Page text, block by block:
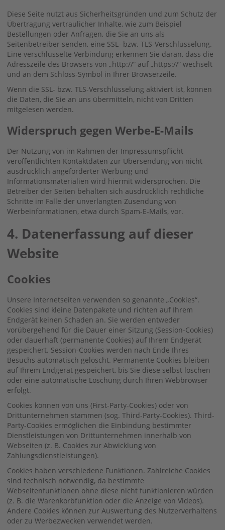
Diese Seite nutzt aus Sicherheitsgründen und zum Schutz der
Übertragung vertraulicher Inhalte, wie zum Beispiel
Bestellungen oder Anfragen, die Sie an uns als
Seitenbetreiber senden, eine SSL- bzw. TLS-Verschlüsselung.
Eine verschlüsselte Verbindung erkennen Sie daran, dass die
Adresszeile des Browsers von „http://“ auf „https://“ wechselt
und an dem Schloss-Symbol in Ihrer Browserzeile.
Wenn die SSL- bzw. TLS-Verschlüsselung aktiviert ist, können
die Daten, die Sie an uns übermitteln, nicht von Dritten
mitgelesen werden.
Widerspruch gegen Werbe-E-Mails
Der Nutzung von im Rahmen der Impressumspflicht
veröffentlichten Kontaktdaten zur Übersendung von nicht
ausdrücklich angeforderter Werbung und
Informationsmaterialien wird hiermit widersprochen. Die
Betreiber der Seiten behalten sich ausdrücklich rechtliche
Schritte im Falle der unverlangten Zusendung von
Werbeinformationen, etwa durch Spam-E-Mails, vor.
4. Datenerfassung auf dieser
Website
Cookies
Unsere Internetseiten verwenden so genannte „Cookies“.
Cookies sind kleine Datenpakete und richten auf Ihrem
Endgerät keinen Schaden an. Sie werden entweder
vorübergehend für die Dauer einer Sitzung (Session-Cookies)
oder dauerhaft (permanente Cookies) auf Ihrem Endgerät
gespeichert. Session-Cookies werden nach Ende Ihres
Besuchs automatisch gelöscht. Permanente Cookies bleiben
auf Ihrem Endgerät gespeichert, bis Sie diese selbst löschen
oder eine automatische Löschung durch Ihren Webbrowser
erfolgt.
Cookies können von uns (First-Party-Cookies) oder von
Drittunternehmen stammen (sog. Third-Party-Cookies). Third-
Party-Cookies ermöglichen die Einbindung bestimmter
Dienstleistungen von Drittunternehmen innerhalb von
Webseiten (z. B. Cookies zur Abwicklung von
Zahlungsdienstleistungen).
Cookies haben verschiedene Funktionen. Zahlreiche Cookies
sind technisch notwendig, da bestimmte
Webseitenfunktionen ohne diese nicht funktionieren würden
(z. B. die Warenkorbfunktion oder die Anzeige von Videos).
Andere Cookies können zur Auswertung des Nutzerverhaltens
oder zu Werbezwecken verwendet werden.